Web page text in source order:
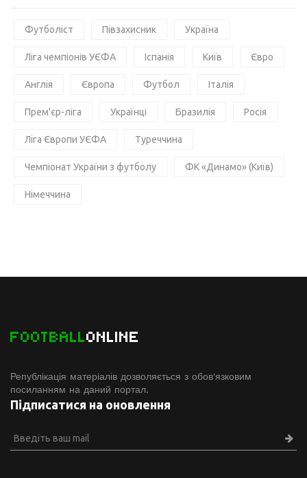
Футболіст Півзахисник Україна
Ліга чемпіонів УЄФА Іспанія Київ Євро
Англія Європа Футбол Італія
Прем'єр-ліга Українці Бразилія Росія
Ліга Європи УЄФА Туреччина
Чемпіонат України з футболу ФК «Динамо» (Київ)
Німеччина
FOOTBALLONLINE
Републікація матеріалів дозволяється з обов'язковим
посиланням на даний портал.
Підписатися на оновлення